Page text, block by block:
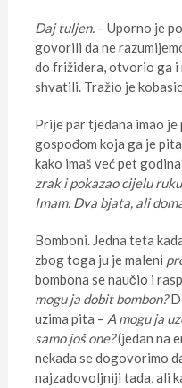
Daj tuljen.– Uporno je
govorili da ne
do frižidera, otvorio ga i
shvatili. Tražio je
Prije par tjedana imao
gospođom koja ga je
kako imaš već pet
zrak i pokazao cijelu
Imam. Dva bjata, ali
Bomboni. Jedna teta
zbog toga ju je maleni
bombona se naučio i
mogu ja dobit bombon?
uzima pita – A mogu ja
samo još one?(jedan na
nekada se dogovorimo
najzadovoljniji tada, ali